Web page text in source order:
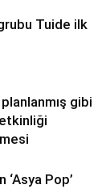
Tuide ilk
gibi
‘Asya Pop’